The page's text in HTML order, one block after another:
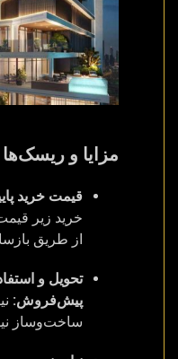
مزایا و ریسک‌ها
قیمت خرید
خرید زیر
از طریق
تحویل و
پیش‌فروش:
ساخت‌وساز